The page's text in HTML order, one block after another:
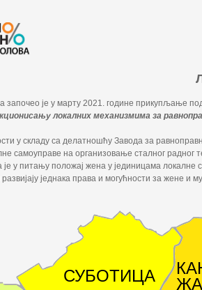
започео је у марту 2021. године прикупљање
локалних механизмима за
у складу са делатношћу Завода за
самоуправе на организовање сталног
је у питању положај жена у јединицама
једнака права и могућности за жене и